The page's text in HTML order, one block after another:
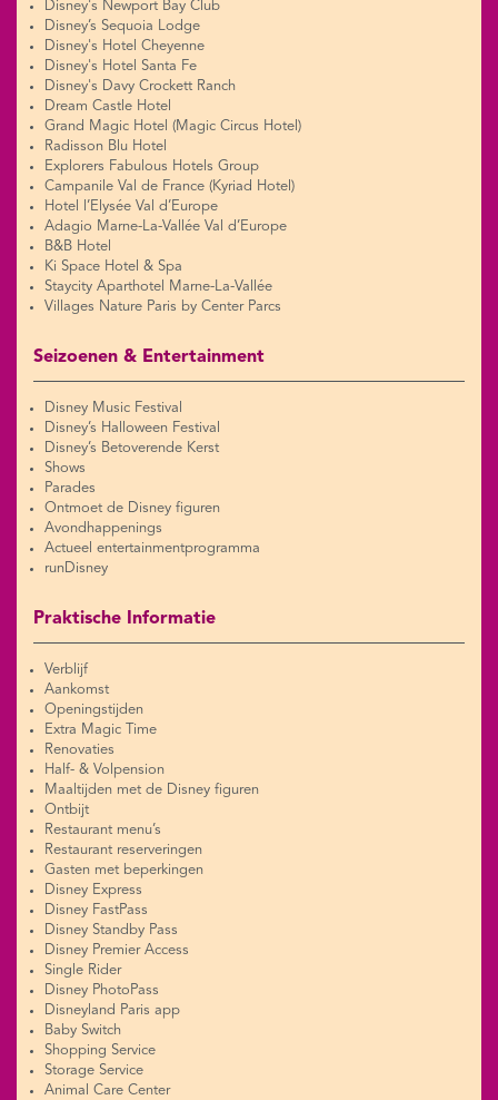
Disney's Newport Bay Club
Disney’s Sequoia Lodge
Disney's Hotel Cheyenne
Disney's Hotel Santa Fe
Disney's Davy Crockett Ranch
Dream Castle Hotel
Grand Magic Hotel (Magic Circus Hotel)
Radisson Blu Hotel
Explorers Fabulous Hotels Group
Campanile Val de France (Kyriad Hotel)
Hotel l’Elysée Val d’Europe
Adagio Marne-La-Vallée Val d’Europe
B&B Hotel
Ki Space Hotel & Spa
Staycity Aparthotel Marne-La-Vallée
Villages Nature Paris by Center Parcs
Seizoenen & Entertainment
Disney Music Festival
Disney’s Halloween Festival
Disney’s Betoverende Kerst
Shows
Parades
Ontmoet de Disney figuren
Avondhappenings
Actueel entertainmentprogramma
runDisney
Praktische Informatie
Verblijf
Aankomst
Openingstijden
Extra Magic Time
Renovaties
Half- & Volpension
Maaltijden met de Disney figuren
Ontbijt
Restaurant menu’s
Restaurant reserveringen
Gasten met beperkingen
Disney Express
Disney FastPass
Disney Standby Pass
Disney Premier Access
Single Rider
Disney PhotoPass
Disneyland Paris app
Baby Switch
Shopping Service
Storage Service
Animal Care Center